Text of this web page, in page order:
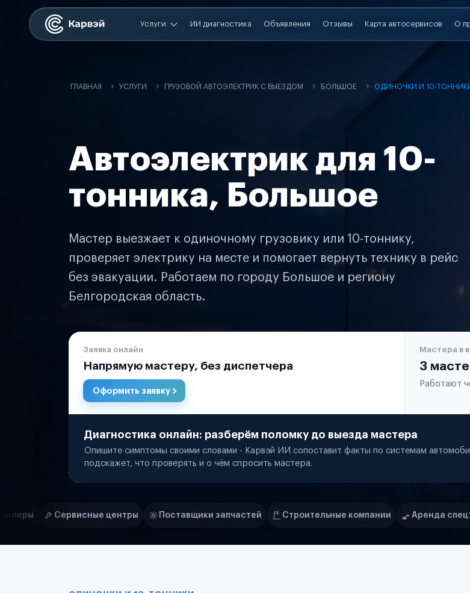
Услуги ИИ диагностика Объявления Отзывы Карта автосервисов О
ГЛАВНАЯ УСЛУГИ ГРУЗОВОЙ АВТОЭЛЕКТРИК С ВЫЕЗДОМ БОЛЬШОЕ ОДИНОЧКИ И 10-
Автоэлектрик для 10-
тонника, Большое
Мастер выезжает к одиночному грузовику или 10-тоннику,
проверяет электрику на месте и помогает вернуть технику в рейс
без эвакуации. Работаем по городу Большое и региону
Белгородская область.
Заявка онлайн
Напрямую мастеру, без диспетчера
Оформить заявку
Мастера в
3
Работают
Диагностика онлайн: разберём поломку до выезда мастера
Опишите симптомы своими словами - Карвэй ИИ сопоставит факты по системам
подскажет, что проверять и о чём спросить мастера.
Нам доверяют
центры Поставщики запчастей Строительные компании Аренда спецтехники Ремонт
Маркетплейсы
Логистические компании